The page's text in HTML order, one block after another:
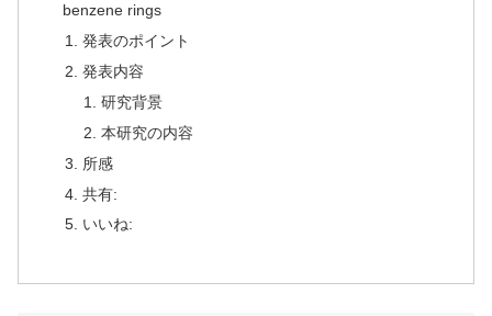
benzene rings
発表のポイント
発表内容
研究背景
本研究の内容
所感
共有:
いいね: